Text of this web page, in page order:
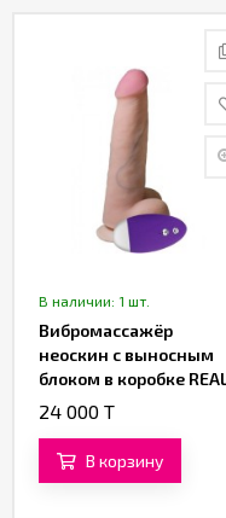
В наличии: 1 шт.
Вибромассажёр
неоскин с выносным
блоком в коробке
Next № 86 (16,5 см.)
24 000 T
В корзину